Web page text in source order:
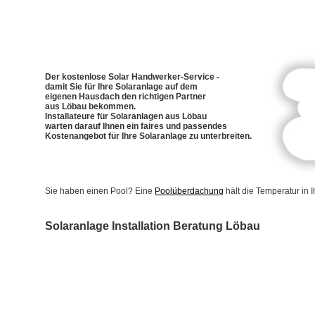
Der kostenlose Solar Handwerker-Service -
damit Sie für Ihre Solaranlage auf dem
eigenen Hausdach den richtigen Partner
aus Löbau bekommen.
Installateure für Solaranlagen aus Löbau
warten darauf Ihnen ein faires und passendes
Kostenangebot für Ihre Solaranlage zu unterbreiten.
Sie haben einen Pool? Eine Poolüberdachung hält die Temperatur in
Solaranlage Installation Beratung Löbau